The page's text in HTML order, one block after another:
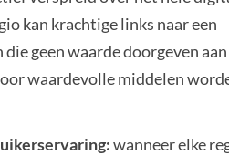
kan krachtige links naar een
geen waarde doorgeven
waardevolle middelen
wanneer elke